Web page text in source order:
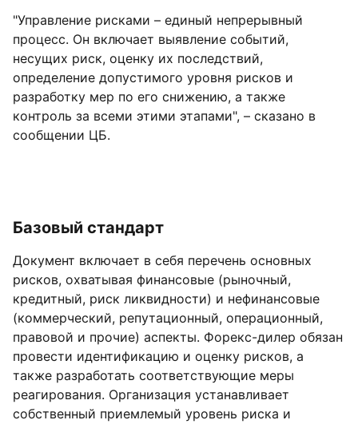
"Управление рисками – единый непрерывный
процесс. Он включает выявление событий,
несущих риск, оценку их последствий,
определение допустимого уровня рисков и
разработку мер по его снижению, а также
контроль за всеми этими этапами", – сказано в
сообщении ЦБ.
Базовый стандарт
Документ включает в себя перечень основных
рисков, охватывая финансовые (рыночный,
кредитный, риск ликвидности) и нефинансовые
(коммерческий, репутационный, операционный,
правовой и прочие) аспекты. Форекс-дилер обязан
провести идентификацию и оценку рисков, а
также разработать соответствующие меры
реагирования. Организация устанавливает
собственный приемлемый уровень риска и